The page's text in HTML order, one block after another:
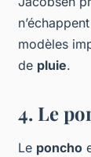
modèles
de pluie.
4. Le
Le poncho